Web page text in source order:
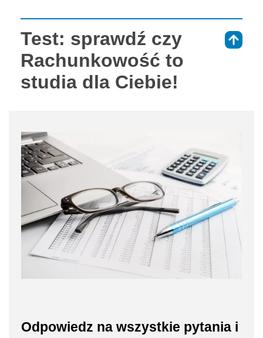
Test: sprawdź czy
Rachunkowość to
studia dla Ciebie!
Odpowiedz na wszystkie pytania i